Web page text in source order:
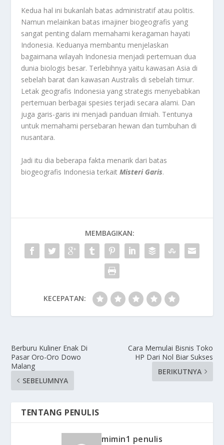
Kedua hal ini bukanlah batas administratif atau politis.
Namun melainkan batas imajiner biogeografis yang
sangat penting dalam memahami keragaman hayati
Indonesia. Keduanya membantu menjelaskan
bagaimana wilayah Indonesia menjadi pertemuan dua
dunia biologis besar. Terlebihnya yaitu kawasan Asia di
sebelah barat dan kawasan Australis di sebelah timur.
Letak geografis Indonesia yang strategis menyebabkan
pertemuan berbagai spesies terjadi secara alami. Dan
juga garis-garis ini menjadi panduan ilmiah. Tentunya
untuk memahami persebaran hewan dan tumbuhan di
nusantara.
Jadi itu dia beberapa fakta menarik dari batas
biogeografis Indonesia terkaitMisteri Garis.
MEMBAGIKAN:
KECEPATAN:
Berburu Kuliner Enak Di
Pasar Oro-Oro Dowo
Malang
SEBELUMNYA
Cara Memulai Bisnis Toko
HP Dari Nol Biar Sukses
BERIKUTNYA
TENTANG PENULIS
mimin1 penulis